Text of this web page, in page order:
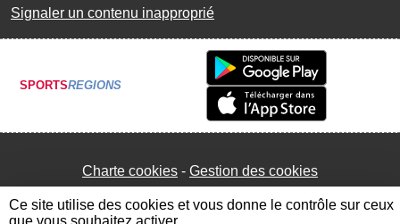
Signaler un contenu inapproprié
SPORTSREGIONS
Charte cookies Gestion des cookies
Ce site utilise des cookies et vous donne le contrôle sur ceux
que vous souhaitez activer